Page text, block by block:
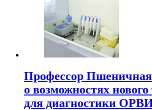
Профессор Пшеничная
о возможностях нового
для диагностики